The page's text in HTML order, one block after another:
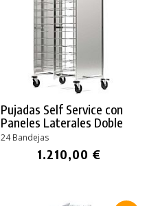
Pujadas Self Service con
Paneles Laterales Doble
24 Bandejas
1.210,00 €